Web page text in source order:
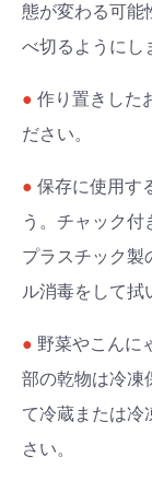
態が変わる可能
べ切るようにし
● 作り置きした
ださい。
● 保存に使用す
う。チャック
プラスチック製
ル消毒をして拭
● 野菜やこんに
部の乾物は冷凍
て冷蔵または冷
さい。